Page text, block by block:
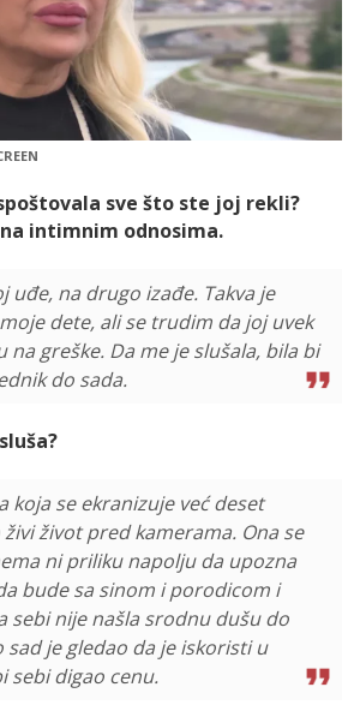
sve što ste joj rekli?
intimnim odnosima.
uđe, na drugo izađe. Takva je
dete, ali se trudim da joj uvek
na greške. Da me je slušala, bila bi
do sada.
koja se ekranizuje već deset
život pred kamerama. Ona se
ni priliku napolju da upozna
bude sa sinom i porodicom i
sebi nije našla srodnu dušu do
sad je gledao da je iskoristi u
sebi digao cenu.